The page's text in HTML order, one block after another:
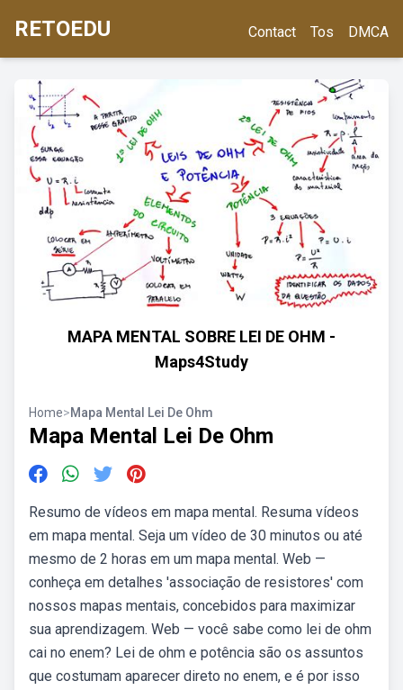
RETOEDU Contact Tos DMCA
MAPA MENTAL SOBRE LEI DE OHM -
Maps4Study
Home>Mapa Mental Lei De Ohm
Mapa Mental Lei De Ohm
Resumo de vídeos em mapa mental. Resuma vídeos
em mapa mental. Seja um vídeo de 30 minutos ou até
mesmo de 2 horas em um mapa mental. Web —
conheça em detalhes 'associação de resistores' com
nossos mapas mentais, concebidos para maximizar
sua aprendizagem. Web — você sabe como lei de ohm
cai no enem? Lei de ohm e potência são os assuntos
que costumam aparecer direto no enem, e é por isso